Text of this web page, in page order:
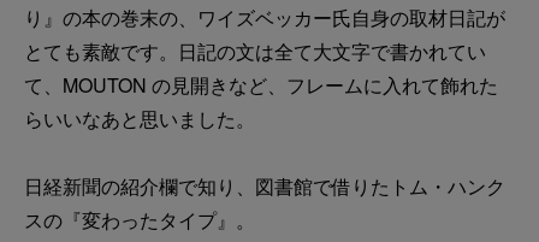
り』の本の巻末の、ワイズベッカー氏自身の取材日記が
とても素敵です。日記の文は全て大文字で書かれてい
て、MOUTON の見開きなど、フレームに入れて飾れた
らいいなあと思いました。
日経新聞の紹介欄で知り、図書館で借りたトム・ハンク
スの『変わったタイプ』。